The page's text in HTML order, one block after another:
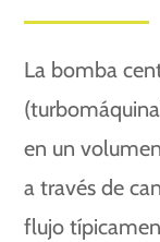
La bomba
en un
a través de
flujo